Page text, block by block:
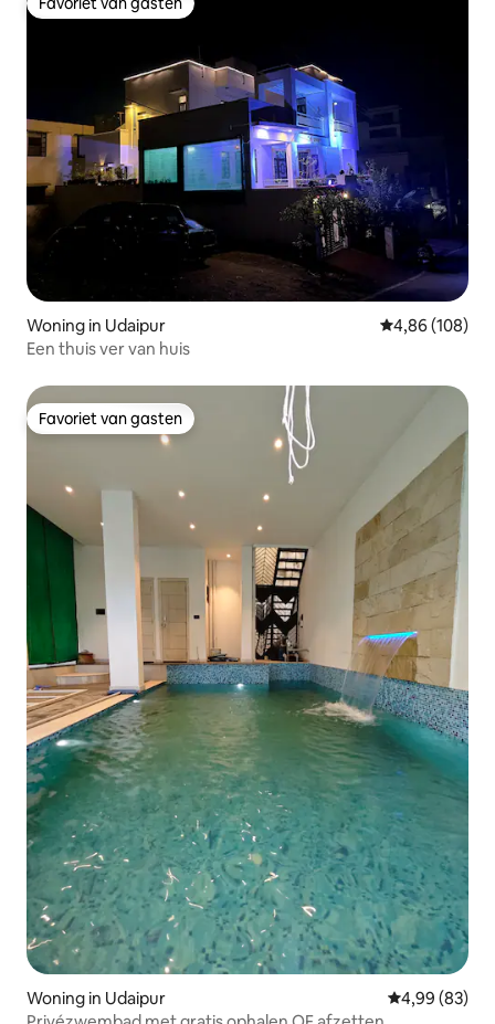
Favoriet van gasten
Woning in Udaipur Gemiddelde
4,86 (108)
Een thuis ver van huis
Favoriet van gasten
Favoriet van gasten
Woning in Udaipur Gemiddelde
4,99 (83)